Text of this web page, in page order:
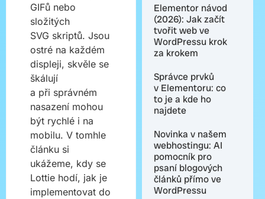
Elementor návod
(2026): Jak začít
tvořit web ve
WordPressu krok
za krokem
Správce prvků
v Elementoru: co
to je a kde ho
najdete
Novinka v našem
webhostingu: AI
pomocník pro
psaní blogových
článků přímo ve
WordPressu
GIFů nebo
složitých
SVG skriptů. Jsou
ostré na každém
displeji, skvěle se
škálují
a při správném
nasazení mohou
být rychlé i na
mobilu. V tomhle
článku si
ukážeme, kdy se
Lottie hodí, jak je
implementovat do